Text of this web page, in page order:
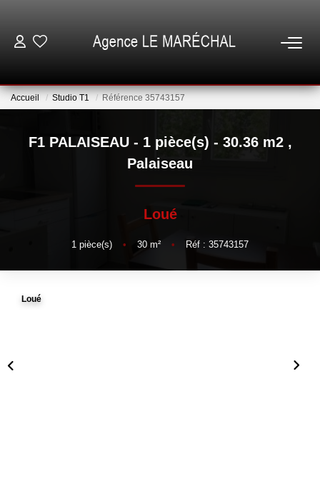
NOTRE AGENCE
GESTION
Accueil Studio T1 Référence 35743157
F1 PALAISEAU - 1 pièce(s) - 30.36 m2 ,
Palaiseau
Loué
1 pièce(s) • 30 m² • Réf : 35743157
Loué